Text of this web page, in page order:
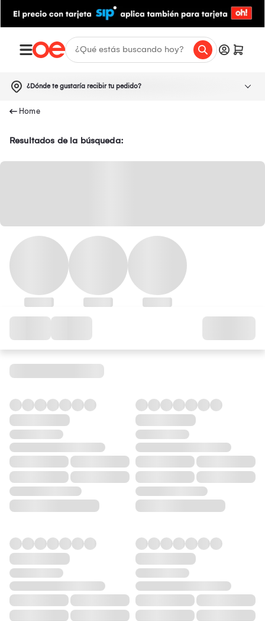
¿Dónde te gustaría recibir tu pedido?
Resultados de la búsqueda: